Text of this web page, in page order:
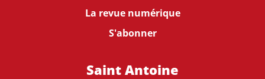
La revue numérique
S'abonner
Saint Antoine